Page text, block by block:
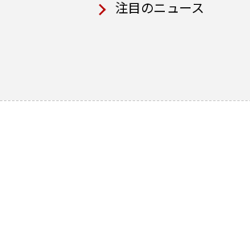
注目のニュース